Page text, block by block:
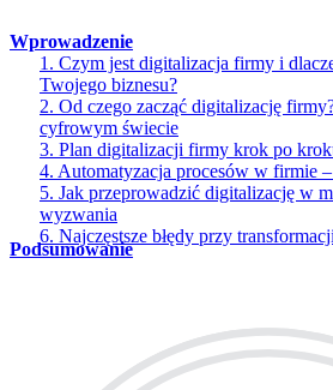
Wprowadzenie
1. Czym jest digitalizacja firmy i
Twojego biznesu?
2. Od czego zacząć digitalizację
cyfrowym świecie
3. Plan digitalizacji firmy krok po
4. Automatyzacja procesów w firmie
5. Jak przeprowadzić digitalizację w
wyzwania
6. Najczęstsze błędy przy
Podsumowanie